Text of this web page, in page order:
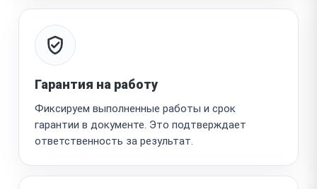
Гарантия на работу
Фиксируем выполненные работы и срок
гарантии в документе. Это подтверждает
ответственность за результат.